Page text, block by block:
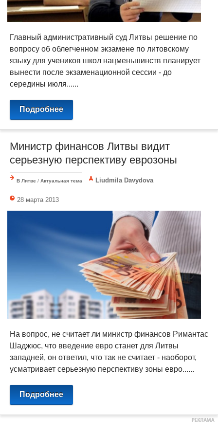
Главный административный суд Литвы решение по
вопросу об облегченном экзамене по литовскому
языку для учеников школ нацменьшинств планирует
вынести после экзаменационной сессии - до
середины июля......
Подробнее
Министр финансов Литвы видит
серьезную перспективу еврозоны
В Литве / Актуальная тема Liudmila Davydova
28 марта 2013
На вопрос, не считает ли министр финансов Римантас
Шаджюс, что введение евро станет для Литвы
западней, он ответил, что так не считает - наоборот,
усматривает серьезную перспективу зоны евро......
Подробнее